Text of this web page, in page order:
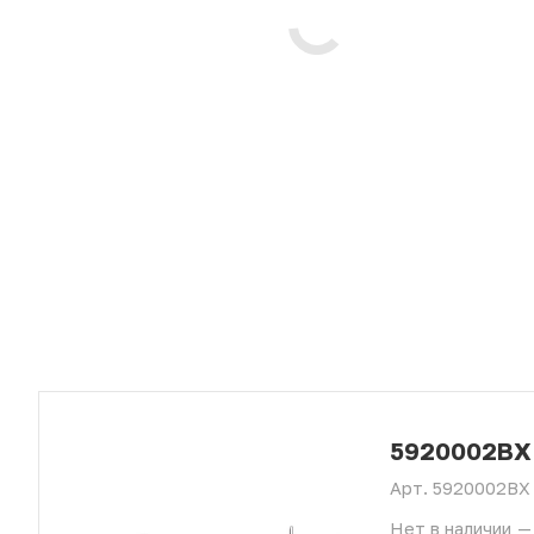
5920002BX
Арт. 5920002BX
Нет в наличии —